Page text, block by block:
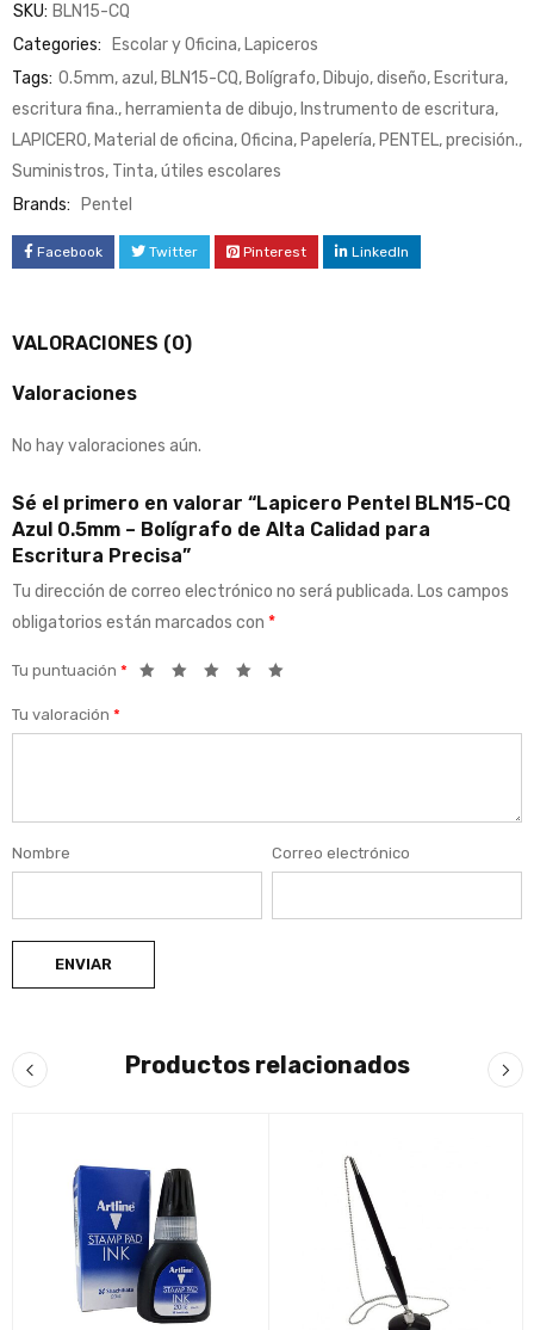
SKU: BLN15-CQ
Categories: Escolar y Oficina,Lapiceros
Tags: 0.5mm,azul,BLN15-CQ,Bolígrafo,Dibujo,diseño,Escritura,
escritura fina.,herramienta de dibujo,Instrumento de escritura,
LAPICERO,Material de oficina,Oficina,Papelería,PENTEL,precisión.,
Suministros, Tinta,útiles escolares
Brands: Pentel
Facebook Twitter Pinterest LinkedIn
VALORACIONES (0)
Valoraciones
No hay valoraciones aún.
Sé el primero en valorar “Lapicero Pentel BLN15-CQ
Azul 0.5mm – Bolígrafo de Alta Calidad para
Escritura Precisa”
Tu dirección de correo electrónico no será publicada. Los campos
obligatorios están marcados con *
Tu puntuación *
Tu valoración *
Nombre Correo electrónico
Productos relacionados